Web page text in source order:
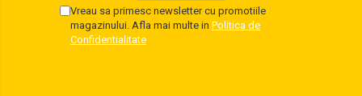
Vreau sa primesc newsletter cu promotiile
magazinului. Afla mai multe in Politica de
Confidentialitate